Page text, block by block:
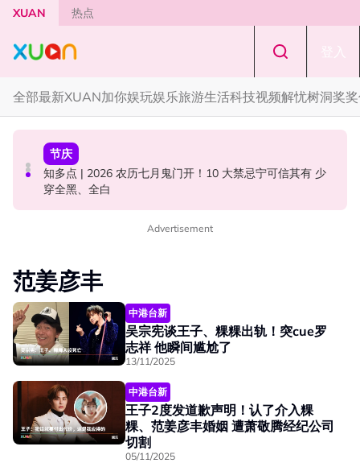
Skip to main content
XUAN 热点
登入
全部最新XUAN加你娱玩娱乐旅游生活科技视频解忧树洞奖
国际星闻
YG大楼遭女粉持高尔夫球杆猛砸！BLACKPINK 10周年最
新进展曝光！
中港台新
Jaclyn Victor现身《歌手2026》现场！遭粉丝野生捕获要
求合照！
节庆
知多点 | 2026 农历七月鬼门开！10 大禁忌宁可信其有 少
穿全黑、全白
Advertisement
范姜彦丰
中港台新
吴宗宪谈王子、粿粿出轨！突cue罗
志祥 他瞬间尴尬了
13/11/2025
中港台新
王子2度发道歉声明！认了介入粿
粿、范姜彦丰婚姻 遭萧敬腾经纪公司
切割
05/11/2025